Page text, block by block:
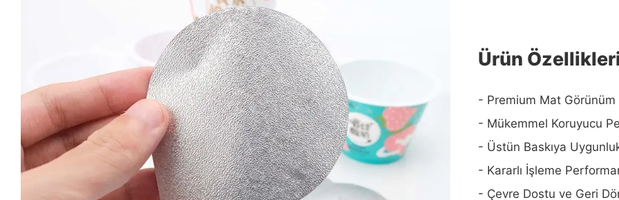
Ürün
- Premium Mat Görünüm
- Mükemmel Koruyucu
- Üstün Baskıya
- Kararlı İşleme
- Çevre Dostu ve Geri